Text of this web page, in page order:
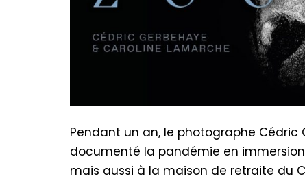
Pendant un an, le photographe Cédric
documenté la pandémie en immersion
mais aussi à la maison de retraite du